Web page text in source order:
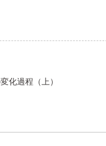
化過程（上）